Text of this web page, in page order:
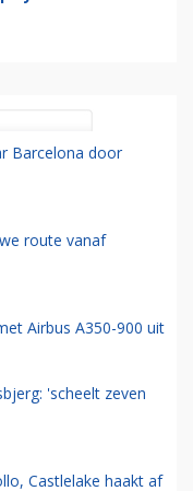
Barcelona door
route vanaf
Airbus A350-900 uit
'scheelt zeven
Castlelake haakt af